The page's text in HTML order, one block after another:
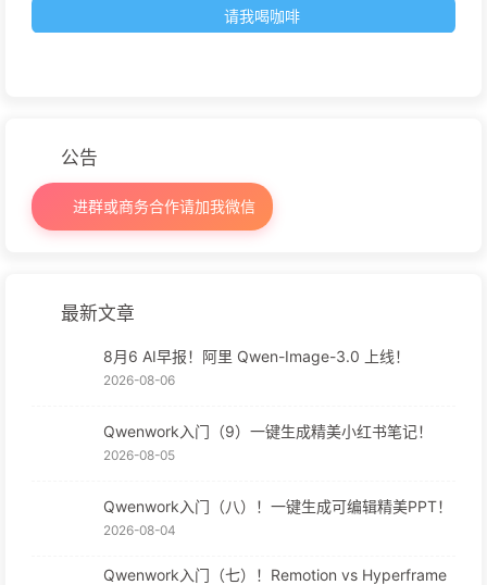
请我喝咖啡
公告
进群或商务合作请加我微信
最新文章
8月6 AI早报！阿里 Qwen-Image-3.0 上线！
2026-08-06
Qwenwork入门（9）一键生成精美小红书笔记！
2026-08-05
Qwenwork入门（八）！一键生成可编辑精美PPT！
2026-08-04
Qwenwork入门（七）！Remotion vs Hyperframe